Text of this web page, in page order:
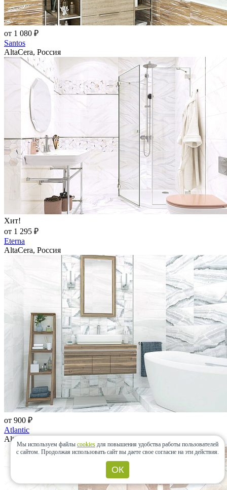
от 1 080 ₽
Santos
AltaCera, Россия
Хит!
от 1 295 ₽
Eterna
AltaCera, Россия
от 900 ₽
Atlantic
AltaCera, Россия
Мы используем файлы cookies для повышения удобства работы пользователей
с сайтом. Продолжая использовать сайт вы даете свое согласие на эти действия.
ОК